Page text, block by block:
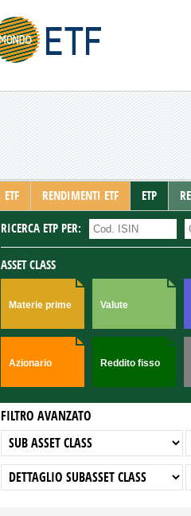
ETF RENDIMENTI ETF ETP
RICERCA ETP PER:
ASSET CLASS
Materie prime Valute
Azionario Reddito fisso
FILTRO AVANZATO